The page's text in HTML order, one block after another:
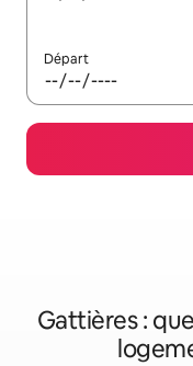
Départ
Gattières :